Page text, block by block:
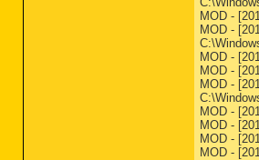
MOD -
MOD -
MOD -
MOD -
MOD -
MOD -
MOD -
MOD -
MOD -